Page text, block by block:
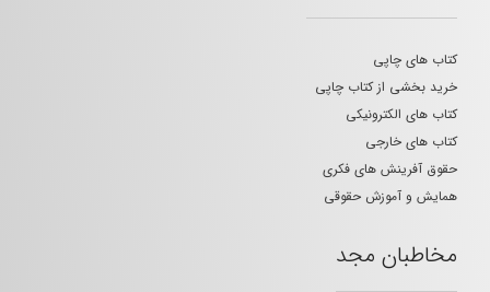
کتاب های چاپی
خرید بخشی از کتاب چاپی
کتاب های الکترونیکی
کتاب های خارجی
حقوق آفرینش های فکری
همایش و آموزش حقوقی
مخاطبان مجد